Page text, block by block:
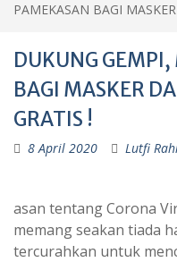
PAMEKASAN BAGI
DUKUNG
BAGI MASKER
GRATIS !
8 April 2020 Lutfi
asan tentang Corona
memang seakan tiada
tercurahkan untuk